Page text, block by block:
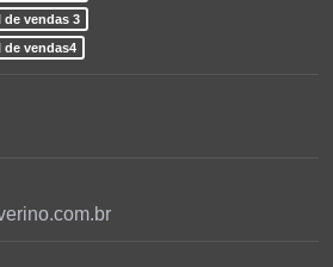
de vendas 3
de vendas4